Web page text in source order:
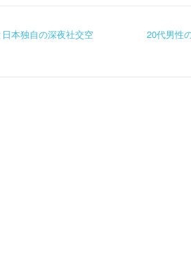
本独自の深夜社交空
20代男性